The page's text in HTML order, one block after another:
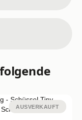
AUSVERKAUFT